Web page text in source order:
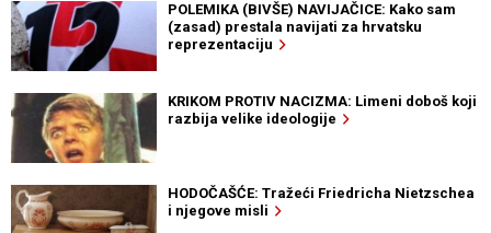
POLEMIKA (BIVŠE) NAVIJAČICE: Kako sam
(zasad) prestala navijati za hrvatsku
reprezentaciju
KRIKOM PROTIV NACIZMA: Limeni doboš koji
razbija velike ideologije
HODOČAŠĆE: Tražeći Friedricha Nietzschea
i njegove misli